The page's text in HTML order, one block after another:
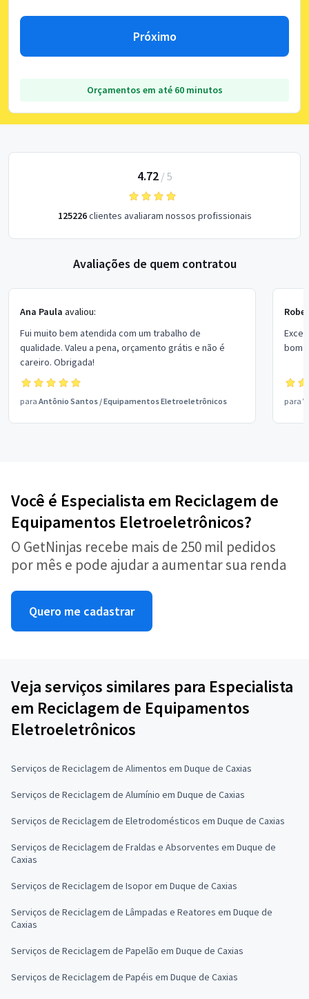
Próximo
Orçamentos em até 60 minutos
4.72/ 5
125226clientes avaliaram nossos profissionais
Avaliações de quem contratou
Ana Paula avaliou:
Fui muito bem atendida com um trabalho de
qualidade. Valeu a pena, orçamento grátis e não é
careiro. Obrigada!
para Antônio Santos /Equipamentos Eletroeletrônicos
bom
para
Você é Especialista em Reciclagem de
Equipamentos Eletroeletrônicos?
O GetNinjas recebe mais de 250 mil pedidos
por mês e pode ajudar a aumentar sua renda
Quero me cadastrar
Veja serviços similares para Especialista
em Reciclagem de Equipamentos
Eletroeletrônicos
Serviços de Reciclagem de Alimentos em Duque de Caxias
Serviços de Reciclagem de Alumínio em Duque de Caxias
Serviços de Reciclagem de Eletrodomésticos em Duque de Caxias
Serviços de Reciclagem de Fraldas e Absorventes em Duque de
Caxias
Serviços de Reciclagem de Isopor em Duque de Caxias
Serviços de Reciclagem de Lâmpadas e Reatores em Duque de
Caxias
Serviços de Reciclagem de Papelão em Duque de Caxias
Serviços de Reciclagem de Papéis em Duque de Caxias